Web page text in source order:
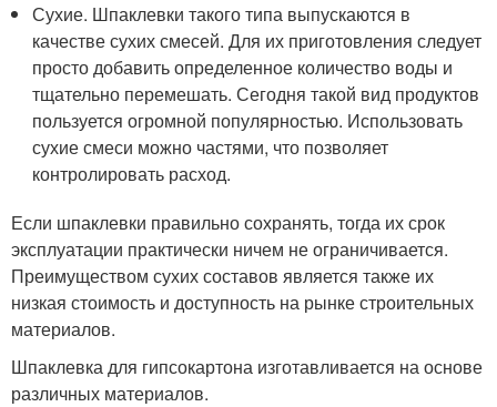
Сухие. Шпаклевки такого типа выпускаются в
качестве сухих смесей. Для их приготовления следует
просто добавить определенное количество воды и
тщательно перемешать. Сегодня такой вид продуктов
пользуется огромной популярностью. Использовать
сухие смеси можно частями, что позволяет
контролировать расход.
Если шпаклевки правильно сохранять, тогда их срок
эксплуатации практически ничем не ограничивается.
Преимуществом сухих составов является также их
низкая стоимость и доступность на рынке строительных
материалов.
Шпаклевка для гипсокартона изготавливается на основе
различных материалов.